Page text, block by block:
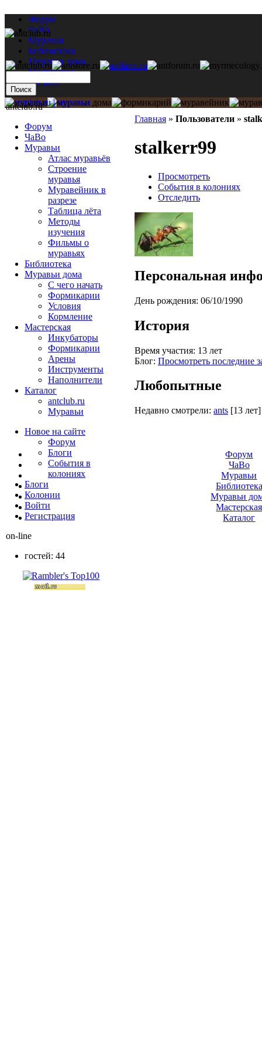
Форум
ЧаВо
Муравьи
Библиотека
Муравьи дома
Мастерская
Каталог
Главная » Пользователи »
stalkerr99
Просмотреть
События в колониях
Отследить
Персональная
День рождения: 06/10/1990
История
Время участия: 13 лет
Блог: Просмотреть последние
Любопытные
Недавно смотрели: ants [13 лет]
antclub.ru
Форум
ЧаВо
Муравьи
Атлас муравьёв
Строение
муравья
Муравейник в
разрезе
Таблица лёта
Методы
изучения
Фильмы о
муравьях
Библиотека
Муравьи дома
С чего начать
Формикарии
Условия
Кормление
Мастерская
Инкубаторы
Формикарии
Арены
Инструменты
Наполнители
Каталог
antclub.ru
Муравьи
Новое на сайте
Форум
Блоги
События в
колониях
Блоги
Колонии
Войти
Peгиcтpaция
on-line
гостей: 44
Форум
ЧаВо
Муравьи
Библиотека
Муравьи
Мастерская
Каталог